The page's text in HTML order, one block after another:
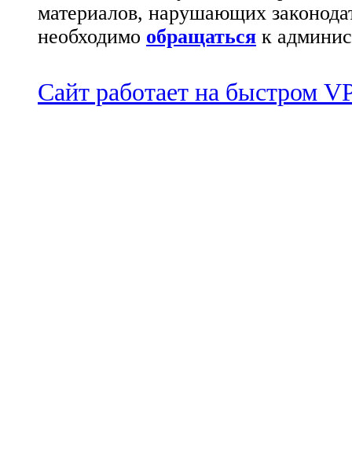
материалов, нарушающих
необходимо обращаться к
Сайт работает на быстром